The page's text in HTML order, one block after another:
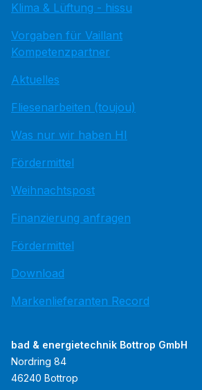
Klima & Lüftung - hissu
Vorgaben für Vaillant
Kompetenzpartner
Aktuelles
Fliesenarbeiten (toujou)
Was nur wir haben HI
Fördermittel
Weihnachtspost
Finanzierung anfragen
Fördermittel
Download
Markenlieferanten Record
bad & energietechnik Bottrop GmbH
Nordring 84
46240 Bottrop